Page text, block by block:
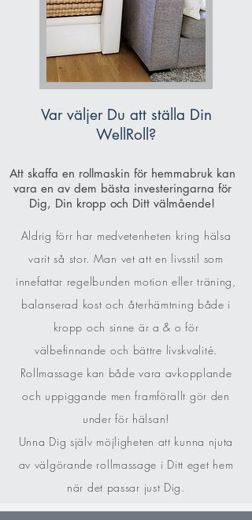
Var väljer Du att ställa Din
WellRoll?
Att skaffa en rollmaskin för hemmabruk kan
vara en av dem bästa investeringarna för
Dig, Din kropp och Ditt välmående!
Aldrig förr har medvetenheten kring hälsa
varit så stor. Man vet att en livsstil som
innefattar regelbunden motion eller träning,
balanserad kost och återhämtning både i
kropp och sinne är a & o för
välbefinnande och bättre livskvalité.
Rollmassage kan både vara avkopplande
och uppiggande men framförallt gör den
under för hälsan!
Unna Dig själv möjligheten att kunna njuta
av välgörande rollmassage i Ditt eget hem
när det passar just Dig.